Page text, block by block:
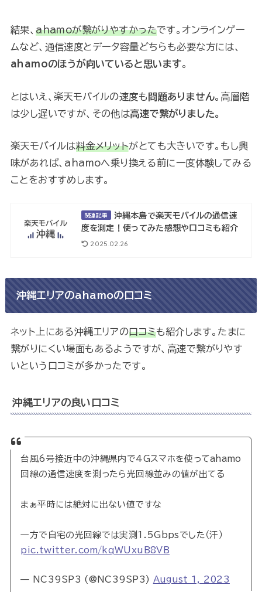
結果、ahamoが繋がりやすかったです。オンラインゲー
ムなど、通信速度とデータ容量どちらも必要な方には、
ahamoのほうが向いていると思います。
とはいえ、楽天モバイルの速度も 問題ありません。高層階
は少し遅いですが、その他は高速で繋がりました。
楽天モバイルは料金メリットがとても大きいです。もし興
味があれば、ahamoへ乗り換える前に一度体験してみる
ことをおすすめします。
関連記事
沖縄本島で楽天モバイルの通信速
度を測定！使ってみた感想や口コミも紹介
2025.02.26
沖縄エリアのahamoの口コミ
ネット上にある沖縄エリアの口コミも紹介します。たまに
繋がりにくい場面もあるようですが、高速で繋がりやす
いという口コミが多かったです。
沖縄エリアの良い口コミ
台風6号接近中の沖縄県内で4Gスマホを使ってahamo
回線の通信速度を測ったら光回線並みの値が出てる
まぁ平時には絶対に出ない値ですな
一方で自宅の光回線では実測1.5Gbpsでした（汗）
pic.twitter.com/kqWUxuB8VB
— NC39SP3 (@NC39SP3) August 1, 2023